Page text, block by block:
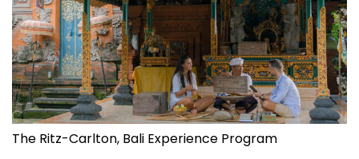
The Ritz-Carlton, Bali Experience Program